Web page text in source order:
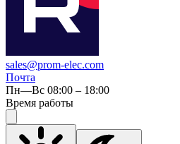
sales@prom-elec.com
Почта
Пн—Вс 08:00 – 18:00
Время работы